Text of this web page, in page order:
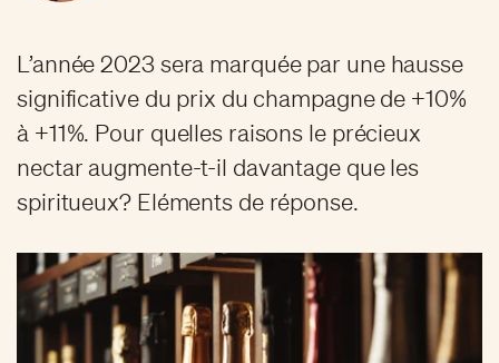
L’année 2023 sera marquée par une hausse
significative du prix du champagne de +10%
à +11%. Pour quelles raisons le précieux
nectar augmente-t-il davantage que les
spiritueux? Eléments de réponse.